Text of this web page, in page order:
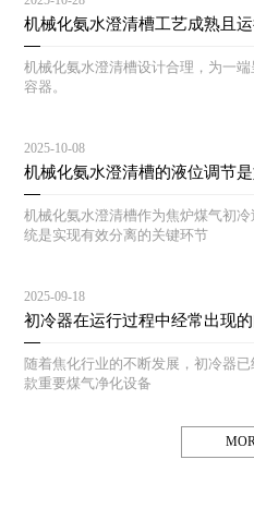
机械化氨水澄清槽工艺成熟且
机械化氨水澄清槽设计合理，为一
容器。
2025-10-08
机械化氨水澄清槽的液位调节
机械化氨水澄清槽作为焦炉煤气初
统是实现有效分离的关键环节
2025-09-18
初冷器在运行过程中经常出现
随着焦化行业的不断发展，初冷器
款重要煤气净化设备